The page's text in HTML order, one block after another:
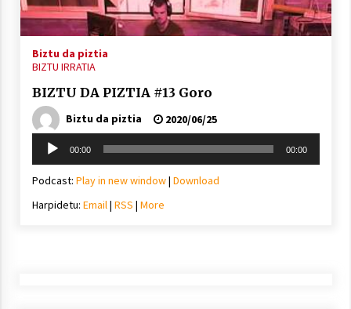
2021/11/25
Mahai-ingurua: irratia, podcastak
eta ondoren zer?
2021/11/12
Biztu da piztia
BIZTU IRRATIA
BIZTU DA PIZTIA #13 Goro
Biztu da piztia
2020/06/25
Soinu
erreproduzigailua
00:00 00:00
Podcast: Play in new window| Download
Harpidetu: Email| RSS | More